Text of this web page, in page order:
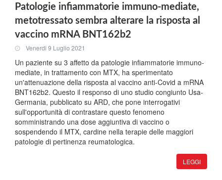
Patologie infiammatorie immuno-mediate,
metotressato sembra alterare la risposta al
vaccino mRNA BNT162b2
Venerdi 9 Luglio 2021
Un paziente su 3 affetto da patologie infiammatorie immuno-
mediate, in trattamento con MTX, ha sperimentato
un'attenuazione della risposta al vaccino anti-Covid a mRNA
BNT162b2. Questo il responso di uno studio congiunto Usa-
Germania, pubblicato su ARD, che pone interrogativi
sull'opportunità di contrastare questo fenomeno
somministrando una dose aggiuntiva di vaccino o
sospendendo il MTX, cardine nella terapie delle maggiori
patologie di pertinenza reumatologica.
LEGGI